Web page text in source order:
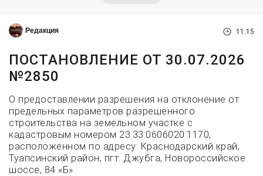
Редакция 11:15
ПОСТАНОВЛЕНИЕ ОТ 30.07.2026
№2850
О предоставлении разрешения на отклонение от
предельных параметров разрешенного
строительства на земельном участке с
кадастровым номером 23:33:0606020:1170,
расположенном по адресу: Краснодарский край,
Туапсинский район, пгт. Джубга, Новороссийское
шоссе, 84 «Б»